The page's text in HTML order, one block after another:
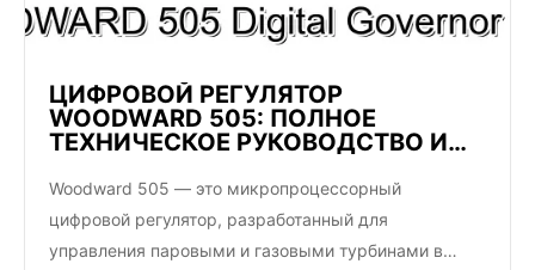
ЦИФРОВОЙ РЕГУЛЯТОР
WOODWARD 505: ПОЛНОЕ
ТЕХНИЧЕСКОЕ РУКОВОДСТВО И
Woodward 505 — это микропроцессорный
цифровой регулятор, разработанный для
управления паровыми и газовыми турбинами в